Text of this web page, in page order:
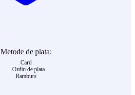
Metode de plata:
Card
Ordin de plata
Ramburs